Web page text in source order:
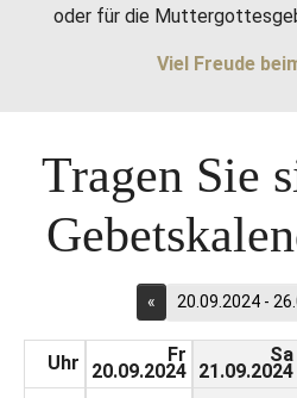
oder für die
Viel Freude
Tragen Sie
« 20.09.2024 -
Uhr Fr
20.09.2024
Sa
21.09.2024